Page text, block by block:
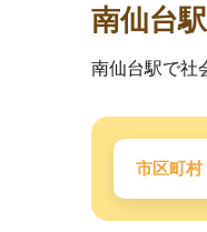
南仙台
南仙台駅で社
市区町村